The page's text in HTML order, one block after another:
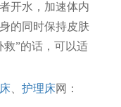
开水，加速体内
的同时保持皮肤
”的话，可以适
护理床网：